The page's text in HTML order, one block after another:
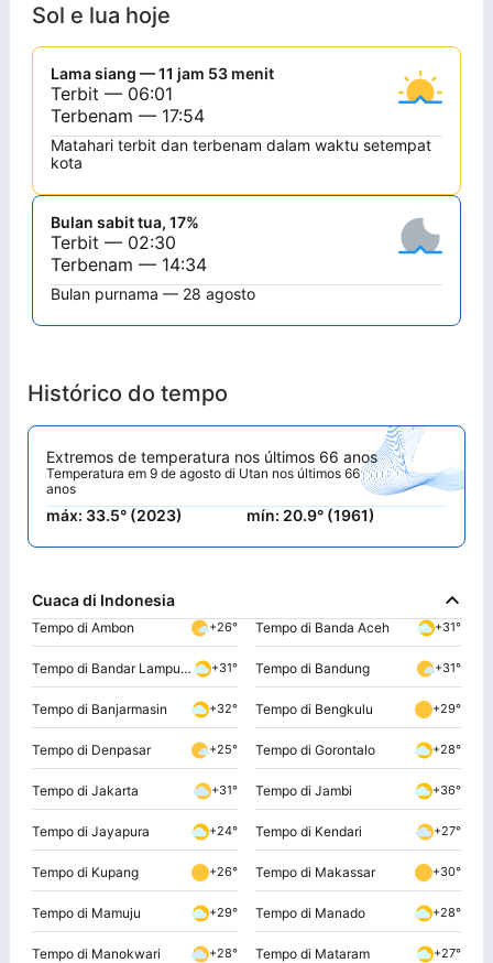
Sol e lua hoje
Lama siang — 11 jam 53 menit
Terbit — 06:01
Terbenam — 17:54
Matahari terbit dan terbenam dalam waktu setempat
kota
Bulan sabit tua, 17%
Terbit — 02:30
Terbenam — 14:34
Bulan purnama — 28 agosto
Histórico do tempo
Extremos de temperatura nos últimos 66 anos
Temperatura em 9 de agosto di Utan nos últimos 66
anos
máx: 33.5° (2023) mín: 20.9° (1961)
Cuaca di Indonesia
Tempo di Ambon +26° Tempo di Banda Aceh +31°
Tempo di Bandar Lampung +31° Tempo di Bandung +31°
Tempo di Banjarmasin +32° Tempo di Bengkulu +29°
Tempo di Denpasar +25° Tempo di Gorontalo +28°
Tempo di Jakarta +31° Tempo di Jambi +36°
Tempo di Jayapura +24° Tempo di Kendari +27°
Tempo di Kupang +26° Tempo di Makassar +30°
Tempo di Mamuju +29° Tempo di Manado +28°
Tempo di Manokwari +28° Tempo di Mataram +27°